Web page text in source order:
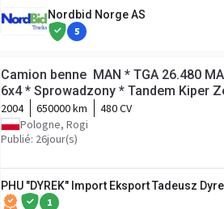
Nordbid Norge AS
5
Camion benne MAN * TGA 26.480
6x4 * Sprowadzony * Tandem Kiper
2004 650000 km
480 CV
Pologne, Rogi
Publié: 26jour(s)
PHU "DYREK" Import Eksport Tadeusz
1